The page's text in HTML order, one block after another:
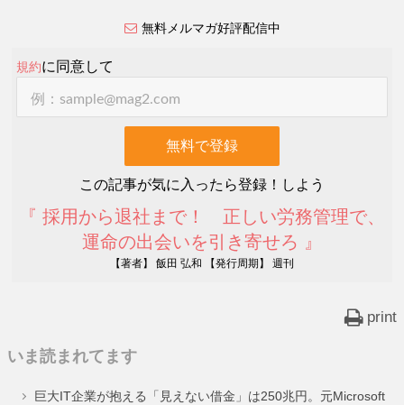
無料メルマガ好評配信中
規約に同意して
この記事が気に入ったら登録！しよう
『 採用から退社まで！ 正しい労務管理で、
運命の出会いを引き寄せろ 』
【著者】 飯田 弘和 【発行周期】 週刊
print
いま読まれてます
巨大IT企業が抱える「見えない借金」は250兆円。元Microsoft